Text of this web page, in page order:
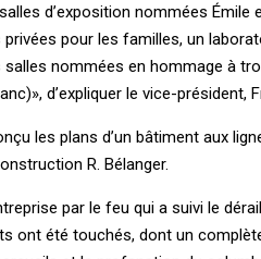
d’exposition nommées
pour les familles, un
salles nommées en hommage à
d’expliquer le vice-président,
les plans d’un bâtiment aux
R. Bélanger.
par le feu qui a suivi le
ont été touchés, dont un